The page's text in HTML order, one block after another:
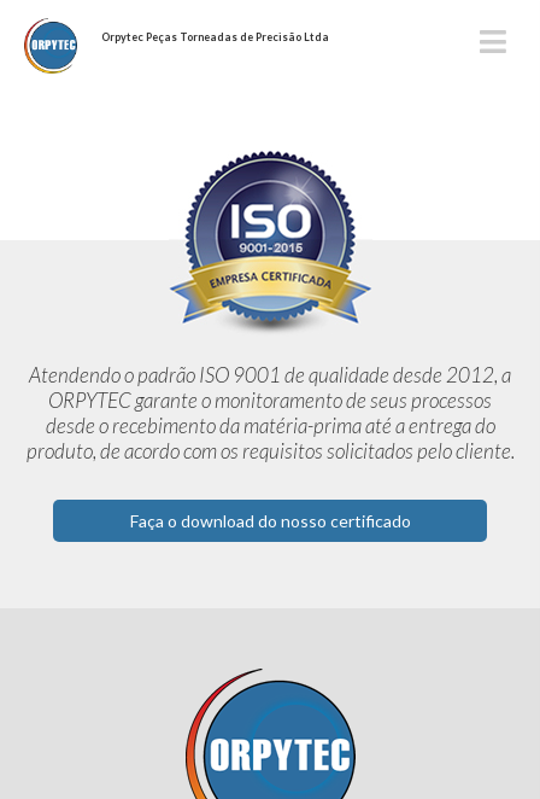
Orpytec Peças Torneadas de Precisão Ltda
Atendendo o padrão ISO 9001 de qualidade desde 2012,a
ORPYTEC garante o monitoramento de seus processos
desde orecebimento da matéria-prima até a entrega do
produto, de acordocom os requisitos solicitados pelo cliente.
Faça o download do nosso certificado